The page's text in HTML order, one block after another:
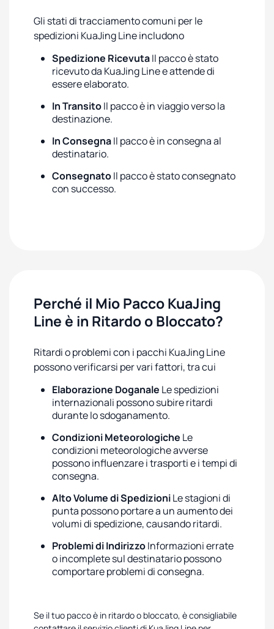
Gli stati di tracciamento comuni per le
spedizioni KuaJing Line includono
Spedizione RicevutaIl pacco è stato
ricevuto da KuaJing Line e attende di
essere elaborato.
In TransitoIl pacco è in viaggio verso la
destinazione.
In ConsegnaIl pacco è in consegna al
destinatario.
ConsegnatoIl pacco è stato consegnato
con successo.
Perché il Mio Pacco KuaJing
Line è in Ritardo o Bloccato?
Ritardi o problemi con i pacchi KuaJing Line
possono verificarsi per vari fattori, tra cui
Elaborazione Doganale Le spedizioni
internazionali possono subire ritardi
durante lo sdoganamento.
Condizioni Meteorologiche Le
condizioni meteorologiche avverse
possono influenzare i trasporti e i tempi di
consegna.
Alto Volume di SpedizioniLe stagioni di
punta possono portare a un aumento dei
volumi di spedizione, causando ritardi.
Problemi di IndirizzoInformazioni errate
o incomplete sul destinatario possono
comportare problemi di consegna.
Se il tuo pacco è in ritardo o bloccato, è consigliabile